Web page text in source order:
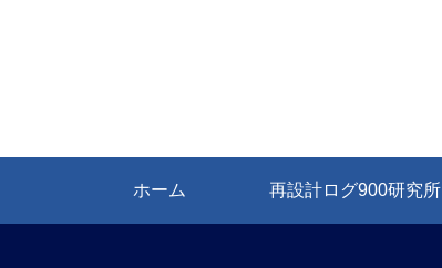
ホーム 再設計ログ900研究所